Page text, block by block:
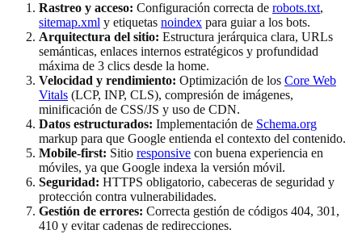
Rastreo y acceso: Configuración correcta de robots.txt,
sitemap.xml y etiquetas noindex para guiar a los bots.
Arquitectura del sitio: Estructura jerárquica clara, URLs
semánticas, enlaces internos estratégicos y profundidad
máxima de 3 clics desde la home.
Velocidad y rendimiento: Optimización de los Core Web
Vitals (LCP, INP, CLS), compresión de imágenes,
minificación de CSS/JS y uso de CDN.
Datos estructurados: Implementación de Schema.org
markup para que Google entienda el contexto del contenido.
Mobile-first: Sitio responsive con buena experiencia en
móviles, ya que Google indexa la versión móvil.
Seguridad: HTTPS obligatorio, cabeceras de seguridad y
protección contra vulnerabilidades.
Gestión de errores: Correcta gestión de códigos 404, 301,
410 y evitar cadenas de redirecciones.